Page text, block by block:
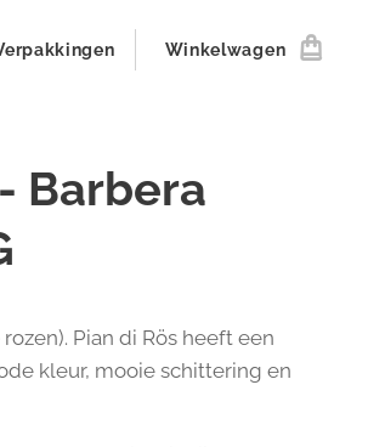
Winkelwagen
Barbera
Pian di Rös heeft een
kleur, mooie schittering en